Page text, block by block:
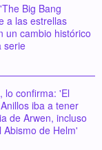
Big Bang
a las estrellas
un cambio histórico
serie
lo confirma: 'El
iba a tener
de Arwen, incluso
Abismo de Helm'